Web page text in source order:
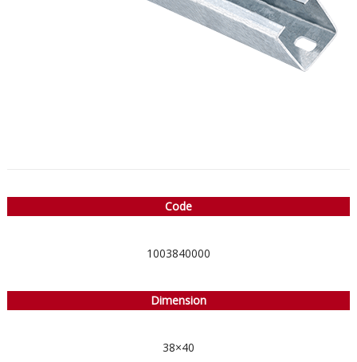
Code
1003840000
Dimension
38×40